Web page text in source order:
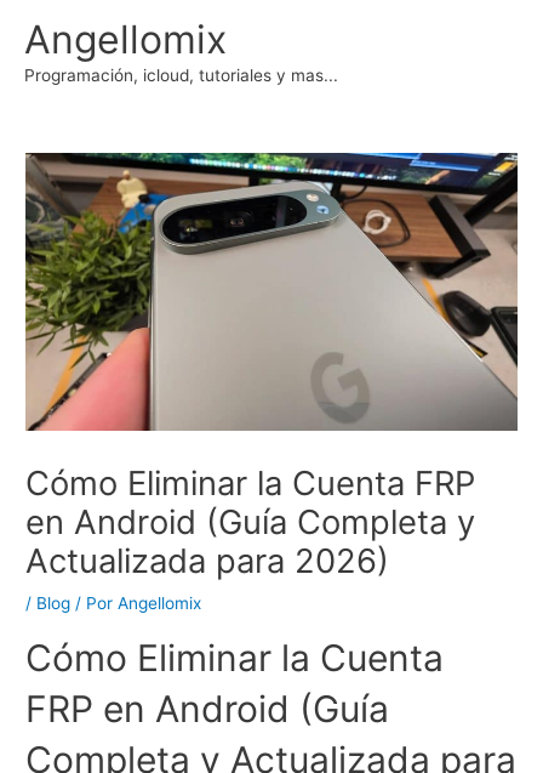
contenido
Angellomix
Programación, icloud, tutoriales y mas...
Cómo Eliminar la Cuenta FRP
en Android (Guía Completa y
Actualizada para 2026)
/ Blog / PorAngellomix
Cómo Eliminar la Cuenta
FRP en Android (Guía
Completa y Actualizada para